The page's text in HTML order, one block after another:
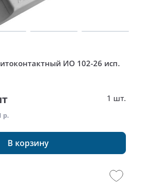
ИО 102-26 исп.
1 шт.
р.
В корзину